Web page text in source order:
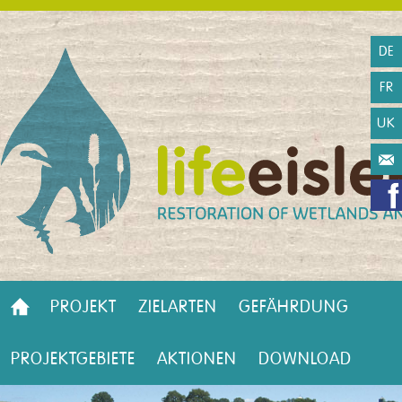
PROJEKT ZIELARTEN GEFÄHRDUNG
PROJEKTGEBIETE AKTIONEN DOWNLOAD
DE
FR
UK